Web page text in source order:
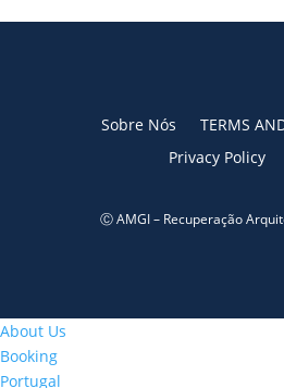
Sobre Nós
TERMS
Privacy Policy
Ⓒ AMGI – Recuperação
About Us
Booking
Portugal